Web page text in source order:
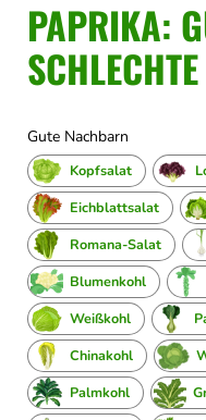
PAPRIKA:
Gute Nachbarn
Kopfsalat
Eichblattsalat
Romana-Salat
Blumenkohl
Weißkohl
Chinakohl
Palmkohl